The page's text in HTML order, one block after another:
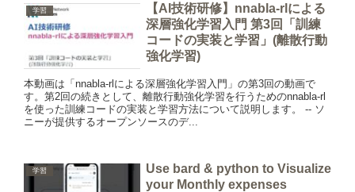
学習
【AI技術研修】nnabla-rlによる
深層強化学習入門 第3回「訓練
コードの実装と学習」(離散行動
強化学習)
本動画は「nnabla-rlによる深層強化学習入門」の第3回の動画で
す。第2回の続きとして、離散行動強化学習を行うためのnnabla-rl
を使った訓練コードの実装と学習方法について説明します。 -- ソ
ニーが提供するオープンソースのデ...
学習
Use bard & python to Visualize
your Monthly expenses